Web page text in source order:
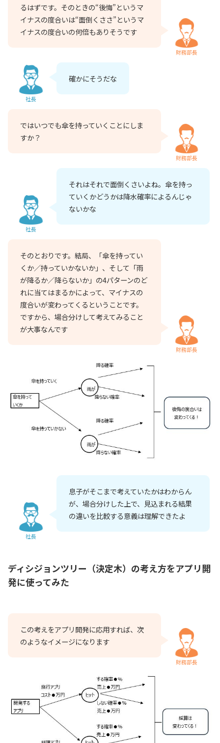
るはずです。そのときの“後悔”というマ
イナスの度合いは“面倒くささ”というマ
イナスの度合いの何倍もありそうです
財務部長
社長
確かにそうだな
ではいつでも傘を持っていくことにしま
すか？
財務部長
社長
それはそれで面倒くさいよね。傘を持っ
ていくかどうかは降水確率によるんじゃ
ないかな
そのとおりです。結局、「傘を持ってい
くか／持っていかないか」、そして「雨
が降るか／降らないか」の4パターンのど
れに当てはまるかによって、マイナスの
度合いが変わってくるということです。
ですから、場合分けして考えてみること
が大事なんです
財務部長
社長
息子がそこまで考えていたかはわからん
が、場合分けした上で、見込まれる結果
の違いを比較する意義は理解できたよ
ディシジョンツリー（決定木）の考え方をアプリ開
発に使ってみた
この考えをアプリ開発に応用すれば、次
のようなイメージになります
財務部長